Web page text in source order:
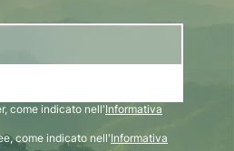
come indicato nell'Informativa
come indicato nell'Informativa